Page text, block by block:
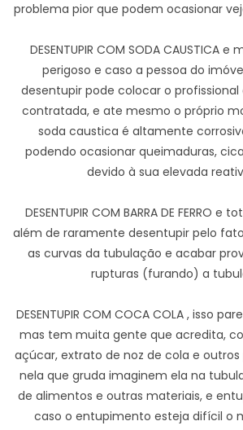
problema pior que podem ocasionar
DESENTUPIR COM SODA CAUSTICA
perigoso e caso a pessoa do
desentupir pode colocar o
contratada, e ate mesmo o próprio
soda caustica é altamente
podendo ocasionar queimaduras,
devido à sua elevada
DESENTUPIR COM BARRA DE FERRO
além de raramente desentupir pelo
as curvas da tubulação e acabar
rupturas (furando) a
DESENTUPIR COM COCA COLA , isso
mas tem muita gente que acredita,
açúcar, extrato de noz de cola e
nela que gruda imaginem ela na
de alimentos e outras materiais, e
caso o entupimento esteja difícil o